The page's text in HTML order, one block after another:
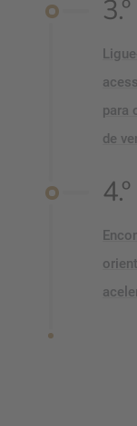
para
de